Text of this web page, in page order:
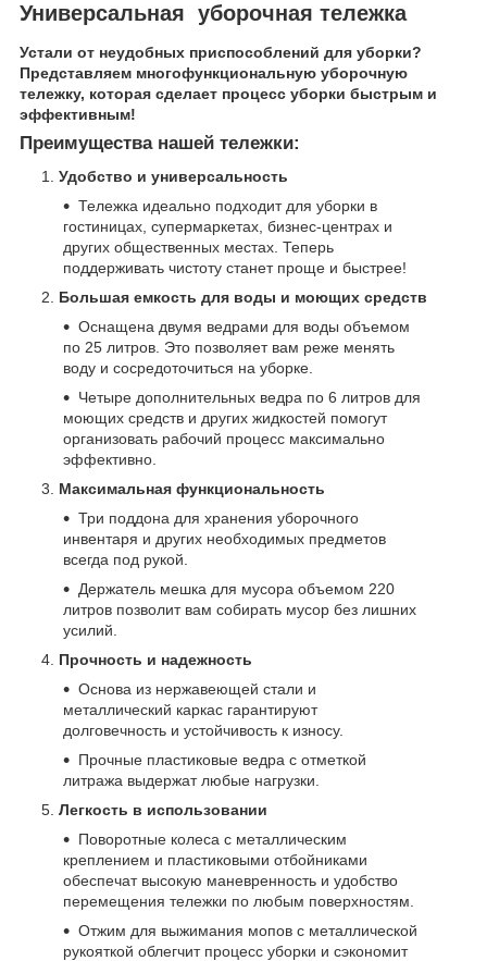
Универсальная уборочная тележка
Устали от неудобных приспособлений для уборки?
Представляем многофункциональную уборочную
тележку, которая сделает процесс уборки быстрым и
эффективным!
Преимущества нашей тележки:
Удобство и универсальность
Тележка идеально подходит для уборки в
гостиницах, супермаркетах, бизнес-центрах и
других общественных местах. Теперь
поддерживать чистоту станет проще и быстрее!
Большая емкость для воды и моющих средств
Оснащена двумя ведрами для воды объемом
по 25 литров. Это позволяет вам реже менять
воду и сосредоточиться на уборке.
Четыре дополнительных ведра по 6 литров для
моющих средств и других жидкостей помогут
организовать рабочий процесс максимально
эффективно.
Максимальная функциональность
Три поддона для хранения уборочного
инвентаря и других необходимых предметов
всегда под рукой.
Держатель мешка для мусора объемом 220
литров позволит вам собирать мусор без лишних
усилий.
Прочность и надежность
Основа из нержавеющей стали и
металлический каркас гарантируют
долговечность и устойчивость к износу.
Прочные пластиковые ведра с отметкой
литража выдержат любые нагрузки.
Легкость в использовании
Поворотные колеса с металлическим
креплением и пластиковыми отбойниками
обеспечат высокую маневренность и удобство
перемещения тележки по любым поверхностям.
Отжим для выжимания мопов с металлической
рукояткой облегчит процесс уборки и сэкономит